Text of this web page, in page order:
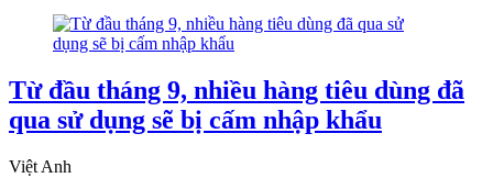
Từ đầu tháng 9, nhiều hàng tiêu dùng đã
qua sử dụng sẽ bị cấm nhập khẩu
Việt Anh